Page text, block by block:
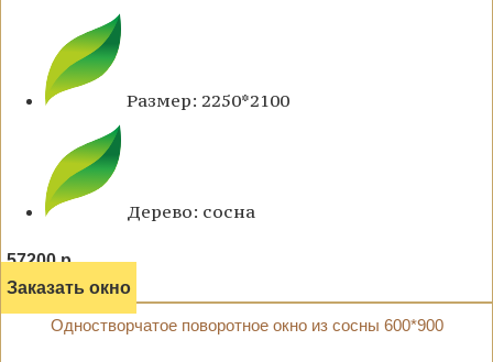
Размер: 2250*2100
Дерево: сосна
57200 р.
Заказать окно
Одностворчатое поворотное окно из сосны 600*900